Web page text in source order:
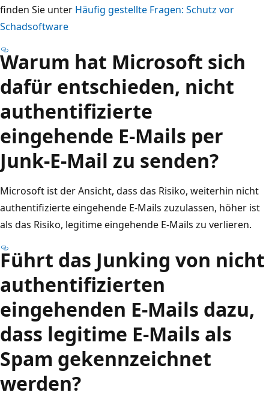
finden Sie unter Häufig gestellte Fragen: Schutz vor
Schadsoftware
Warum hat Microsoft sich
dafür entschieden, nicht
authentifizierte
eingehende E-Mails per
Junk-E-Mail zu senden?
Microsoft ist der Ansicht, dass das Risiko, weiterhin nicht
authentifizierte eingehende E-Mails zuzulassen, höher ist
als das Risiko, legitime eingehende E-Mails zu verlieren.
Führt das Junking von nicht
authentifizierten
eingehenden E-Mails dazu,
dass legitime E-Mails als
Spam gekennzeichnet
werden?